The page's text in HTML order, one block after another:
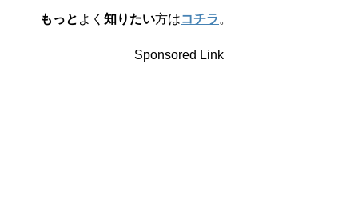
もっと よく 知りたい方はコチラ 。
Sponsored Link